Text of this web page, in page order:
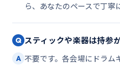
ら、あなたのペースで丁寧
Q スティックや楽器は持参
A 不要です。各会場にドラム